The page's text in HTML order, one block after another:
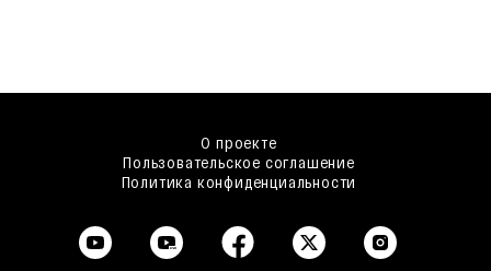
О проекте
Пользовательское соглашение
Политика конфиденциальности